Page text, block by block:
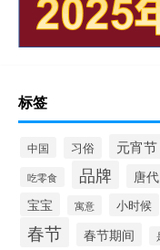
标签
中国 习俗 元宵节
吃零食 品牌 唐代
宝宝 寓意 小时候
春节 春节期间